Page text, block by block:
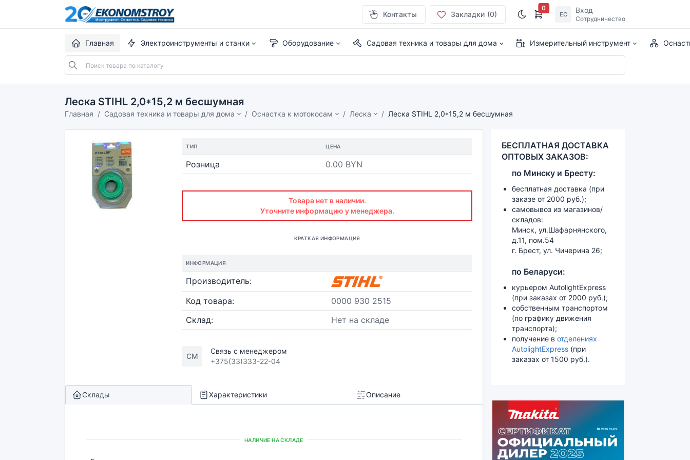
Контакты Закладки (0)
0
ЕС Вход
Сотрудничество
Главная Электроинструменты и станки Оборудование Садовая техника и товары для дома Измерительный инструмент
Леска STIHL 2,0*15,2 м бесшумная
Главная Садовая техника и товары для дома Оснастка к мотокосам Леска Леска STIHL 2,0*15,2 м бесшумная
ТИП ЦЕНА
Розница 0.00 BYN
Товара нет в наличии.
Уточните информацию у менеджера.
КРАТКАЯ ИНФОРМАЦИЯ
ИНФОРМАЦИЯ
Производитель:
Код товара:
0000 930 2515
Склад:
Нет на складе
СМ
Связь с менеджером
+375(33)333-22-04
Склады Характеристики Описание
НАЛИЧИЕ НА СКЛАДЕ
БЕСПЛАТНАЯ ДОСТАВКА
ОПТОВЫХ ЗАКАЗОВ:
по Минску и Бресту:
бесплатная доставка (при
заказе от 2000 руб.);
самовывоз из магазинов/
складов:
Минск, ул.Шафарнянского,
д.11, пом.54
г. Брест, ул. Чичерина 26;
по Беларуси:
курьером AutolightExpress
(при заказах от 2000 руб.);
собственным транспортом
(по графику движения
транспорта);
получение в отделениях
AutolightExpress (при
заказах от 1500 руб.).